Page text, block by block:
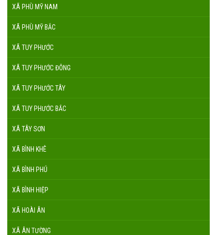
XÃ PHÙ MỸ NAM
XÃ PHÙ MỸ BẮC
XÃ TUY PHƯỚC
XÃ TUY PHƯỚC ĐÔNG
XÃ TUY PHƯỚC TÂY
XÃ TUY PHƯỚC BẮC
XÃ TÂY SƠN
XÃ BÌNH KHÊ
XÃ BÌNH PHÚ
XÃ BÌNH HIỆP
XÃ HOÀI ÂN
XÃ ÂN TƯỜNG